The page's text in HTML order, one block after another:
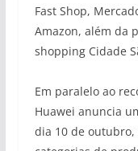
Fast Shop,
Amazon, além da
shopping Cidade
Em paralelo ao
Huawei anuncia
dia 10 de